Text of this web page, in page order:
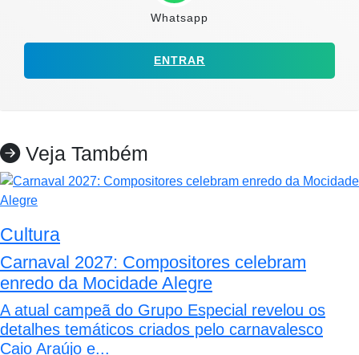
Whatsapp
ENTRAR
Veja Também
Cultura
Carnaval 2027: Compositores celebram
enredo da Mocidade Alegre
A atual campeã do Grupo Especial revelou os
detalhes temáticos criados pelo carnavalesco
Caio Araújo e...